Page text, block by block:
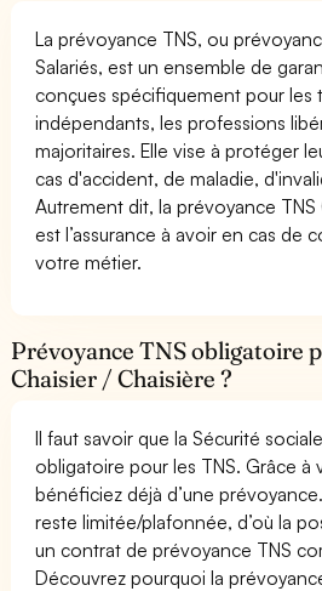
La prévoyance TNS, ou
Salariés, est un ensemble de
conçues spécifiquement pour les
indépendants, les professions
majoritaires. Elle vise à protéger
cas d'accident, de maladie,
Autrement dit, la prévoyance TNS
est l’assurance à avoir en cas de
votre métier.
Prévoyance TNS obligatoire
Chaisier / Chaisière ?
Il faut savoir que la Sécurité
obligatoire pour les TNS. Grâce à
bénéficiez déjà d’une
reste limitée/plafonnée, d’où la
un contrat de prévoyance TNS
Découvrez pourquoi la